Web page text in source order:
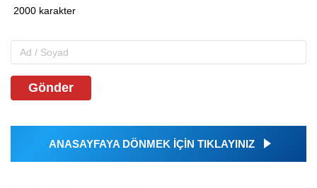
Gönder
ANASAYFAYA DÖNMEK İÇİN TIKLAYINIZ